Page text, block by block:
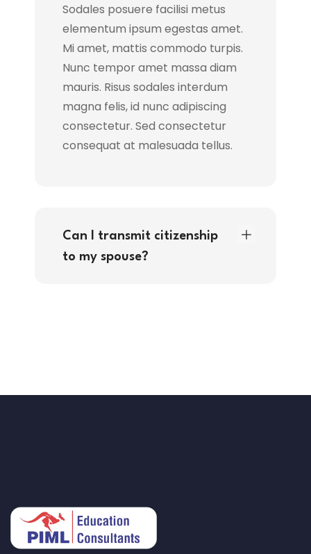
Sodales posuere facilisi metus
elementum ipsum egestas amet.
Mi amet, mattis commodo turpis.
Nunc tempor amet massa diam
mauris. Risus sodales interdum
magna felis, id nunc adipiscing
consectetur. Sed consectetur
consequat at malesuada tellus.
Can I transmit citizenship
to my spouse?